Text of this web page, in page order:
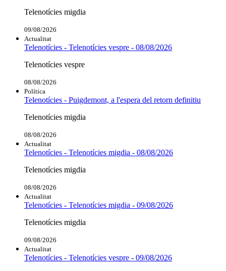
Telenotícies migdia
09/08/2026
Actualitat
Telenotícies - Telenotícies vespre - 08/08/2026
Telenotícies vespre
08/08/2026
Política
Telenotícies - Puigdemont, a l'espera del retorn definitiu
Telenotícies migdia
08/08/2026
Actualitat
Telenotícies - Telenotícies migdia - 08/08/2026
Telenotícies migdia
08/08/2026
Actualitat
Telenotícies - Telenotícies migdia - 09/08/2026
Telenotícies migdia
09/08/2026
Actualitat
Telenotícies - Telenotícies vespre - 09/08/2026